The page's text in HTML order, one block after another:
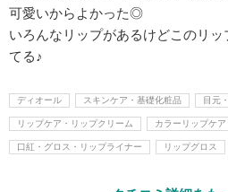
可愛いからよかった◎
いろんなリップがあるけどこのリ
てる♪
ディオール スキンケア・基礎化粧品 目元
リップケア・リップクリーム カラーリップケア
口紅・グロス・リップライナー リップグロス